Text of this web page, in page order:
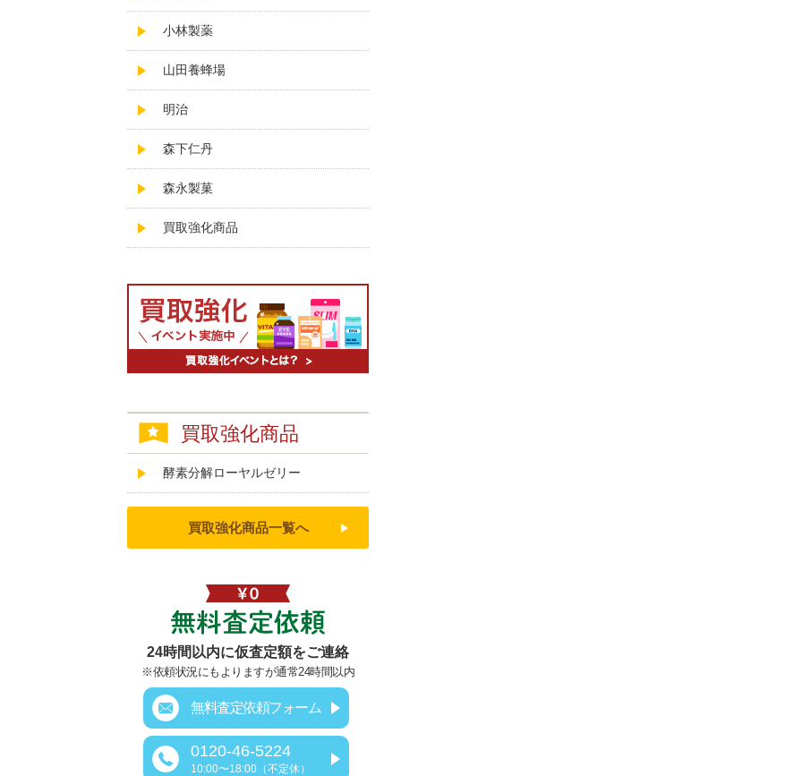
小林製薬
山田養蜂場
明治
森下仁丹
森永製菓
買取強化商品
買取強化商品
酵素分解ローヤルゼリー
買取強化商品一覧へ
24時間以内に仮査定額をご連絡
※依頼状況にもよりますが通常24時間以内
無料査定依頼フォーム
0120-46-5224
10:00〜18:00（不定休）